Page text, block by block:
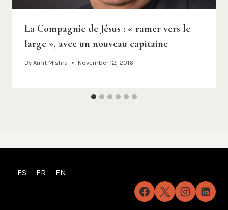
La Compagnie de Jésus : « ramer vers le
large », avec un nouveau capitaine
By Amit Mishra November 12, 2016
ES FR EN